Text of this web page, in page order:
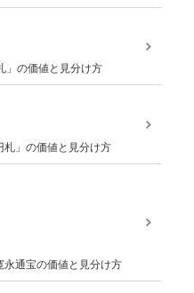
」の価値と見分け方
」の価値と見分け方
通宝の価値と見分け方